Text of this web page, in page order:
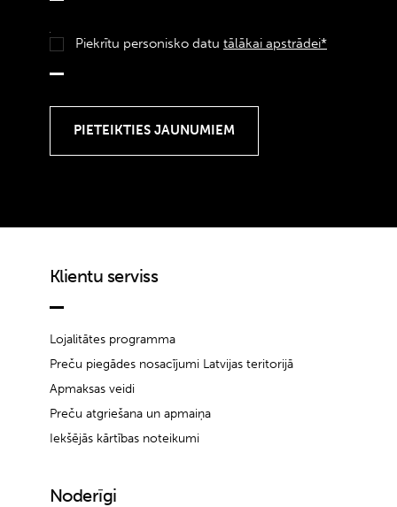
Piekrītu personisko datu tālākai apstrādei*
Klientu serviss
Lojalitātes programma
Preču piegādes nosacījumi Latvijas teritorijā
Apmaksas veidi
Preču atgriešana un apmaiņa
Iekšējās kārtības noteikumi
Noderīgi